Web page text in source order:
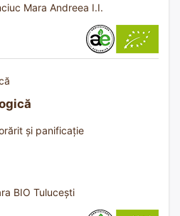
Mara Andreea I.I.
și panificație
BIO Tulucești